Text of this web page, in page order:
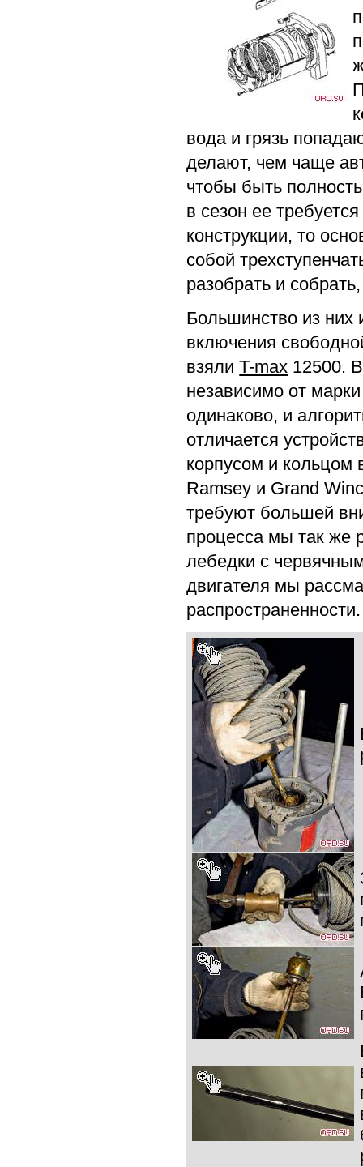
вода и грязь
делают, чем чаще
чтобы быть
в сезон ее
конструкции, то
собой
разобрать и
Большинство из них
включения
взялиT-max 12500.
независимо от
одинаково, и
отличается
корпусом и кольцом
Ramsey и Grand
требуют большей
процесса мы так же
лебедки с
двигателя мы
распространенности.